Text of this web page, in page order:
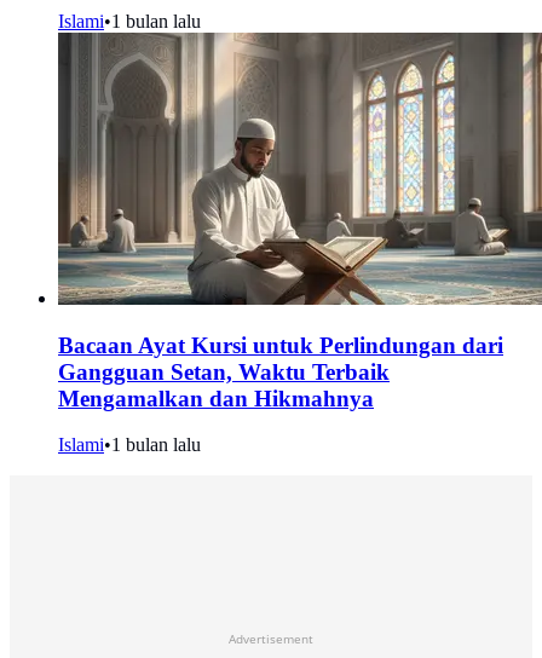
Islami•1 bulan lalu
Bacaan Ayat Kursi untuk Perlindungan dari
Gangguan Setan, Waktu Terbaik
Mengamalkan dan Hikmahnya
Islami•1 bulan lalu
Advertisement